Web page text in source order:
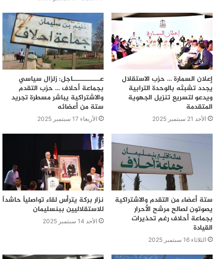
إعلان السمارة … حزب الاستقلال
يجدد تشبثه بالوحدة الترابية
ويدعو لتسريع تنزيل الجهوية
المتقدمة
الأحد 21 سبتمبر 2025
عـــــــــــاجل: زلزال سياسي
بجماعة أحلاف … حزب التقدم
والاشتراكية يباشر مسطرة تجريد
ستة من أعضائه
الأربعاء 17 سبتمبر 2025
ستة أعضاء من التقدم والاشتراكية
يصوتون لصالح مرشح الأحرار
بجماعة أحلاف رغم تحذيرات
القيادة
الثلاثاء 16 سبتمبر 2025
نزار بركة يترأس لقاء تواصلياً حاشداً
للاستقلاليين ببنسليمان
الأحد 14 سبتمبر 2025